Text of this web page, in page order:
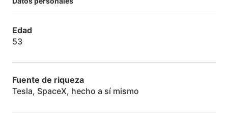
Edad
53
Fuente de riqueza
Tesla, SpaceX, hecho a sí mismo